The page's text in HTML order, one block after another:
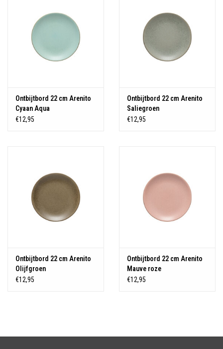
Ontbijtbord 22 cm Arenito
Cyaan Aqua
€12,95
Ontbijtbord 22 cm Arenito
Saliegroen
€12,95
Ontbijtbord 22 cm Arenito
Olijfgroen
€12,95
Ontbijtbord 22 cm Arenito
Mauve roze
€12,95